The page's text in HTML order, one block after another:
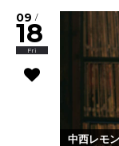
09 /
18
Fri
中西レモ